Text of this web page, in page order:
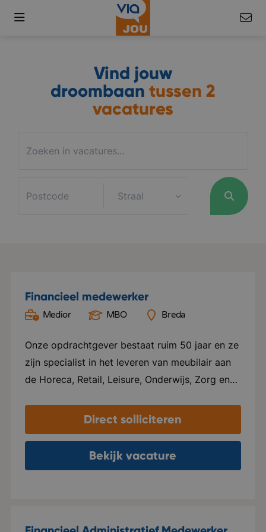
Vind jouw
droombaan tussen 2
vacatures
Financieel medewerker
Medior MBO Breda
Onze opdrachtgever bestaat ruim 50 jaar en ze
zijn specialist in het leveren van meubilair aan
de Horeca, Retail, Leisure, Onderwijs, Zorg en
doen. Ze leveren maatwerk en zijn
onderscheidend. Ze leggen de lat hoog en
lopen voorop in de markt. Ze hebben drie
showrooms gevestigd in Breda, Dalfsen en
Direct solliciteren
Bekijk vacature